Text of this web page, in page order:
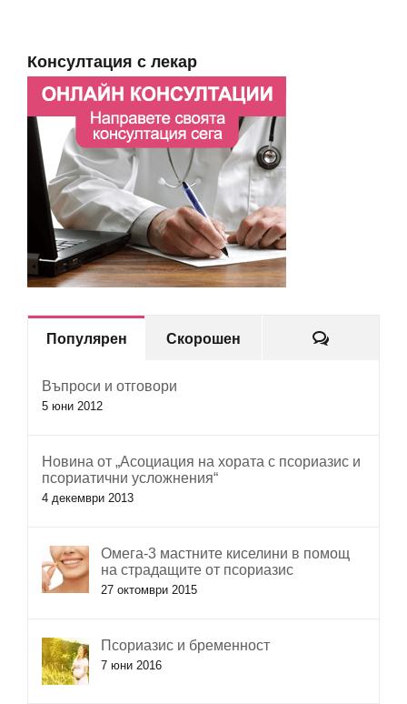
Консултация с лекар
Популярен Скорошен Коментари
Въпроси и отговори
5 юни 2012
Новина от „Асоциация на хората с псориазис и
псориатични усложнения“
4 декември 2013
Омега-3 мастните киселини в помощ
на страдащите от псориазис
27 октомври 2015
Псориазис и бременност
7 юни 2016